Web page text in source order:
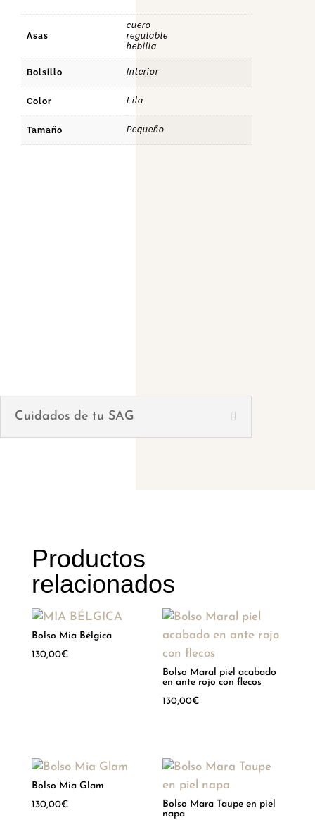
Asas
cuero
regulable
hebilla
Bolsillo Interior
Color Lila
Tamaño Pequeño
Cuidados de tu SAG
Productos
relacionados
Bolso Mia Bélgica
130,00€
Bolso Maral piel acabado
en ante rojo con flecos
130,00€
Bolso Mia Glam
130,00€
Bolso Mara Taupe en piel
napa